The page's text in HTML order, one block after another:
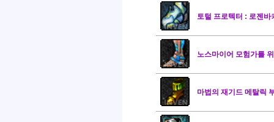
토털 프로텍터 : 로젠바
노스마이어 모험가를
마법의 재기드 메탈릭